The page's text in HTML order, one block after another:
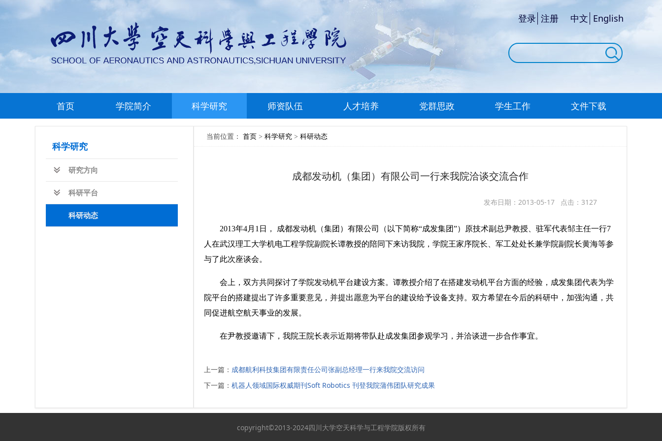
登录 注册 中文 English
首页 学院简介 科学研究 师资队伍 人才培养 党群思政 学生工作 文件下载
科学研究
研究方向
科研平台
科研动态
当前位置： 首页 > 科学研究 > 科研动态
成都发动机（集团）有限公司一行来我院洽谈交流合作
发布日期：2013-05-17 点击：3127
上一篇： 成都航利科技集团有限责任公司张副总经理一行来我院交流访问
下一篇： 机器人领域国际权威期刊Soft Robotics 刊登我院蒲伟团队研究成果
copyright©2013-2024四川大学空天科学与工程学院版权所有